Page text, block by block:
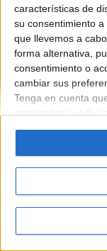
características de
su consentimiento
que llevemos a
forma alternativa,
consentimiento o
cambiar sus
Tenga en cuenta
personales puede
tiene el derecho de
preferencias se
sus preferencias o
momento volviendo
"Privacidad" en la
Aviso legal|Politica
© 2003-2026Compás
Madrid